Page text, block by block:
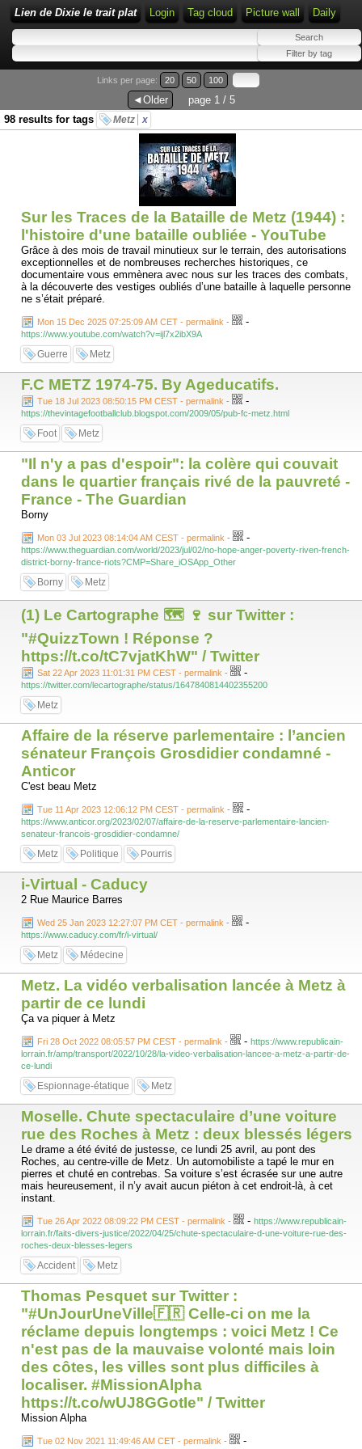
Lien de Dixie le trait plat Login Tag cloud Picture wall Daily
Links per page: 20 50 100
◄Older
page 1 / 5
98 results for tags
Metz x
Sur les Traces de la Bataille de Metz (1944) :
l'histoire d'une bataille oubliée - YouTube
Grâce à des mois de travail minutieux sur le terrain, des autorisations
exceptionnelles et de nombreuses recherches historiques, ce
documentaire vous emmènera avec nous sur les traces des combats,
à la découverte des vestiges oubliés d’une bataille à laquelle personne
ne s’était préparé.
Mon 15 Dec 2025 07:25:09 AM CET - permalink - -
https://www.youtube.com/watch?v=ijl7x2ibX9A
Guerre Metz
F.C METZ 1974-75. By Ageducatifs.
Tue 18 Jul 2023 08:50:15 PM CEST - permalink - -
https://thevintagefootballclub.blogspot.com/2009/05/pub-fc-metz.html
Foot Metz
"Il n'y a pas d'espoir": la colère qui couvait
dans le quartier français rivé de la pauvreté -
France - The Guardian
Borny
Mon 03 Jul 2023 08:14:04 AM CEST - permalink - -
https://www.theguardian.com/world/2023/jul/02/no-hope-anger-poverty-riven-french-
district-borny-france-riots?CMP=Share_iOSApp_Other
Borny Metz
(1) Le Cartographe 🗺 🍷 sur Twitter :
"#QuizzTown ! Réponse ?
https://t.co/tC7vjatKhW" / Twitter
Sat 22 Apr 2023 11:01:31 PM CEST - permalink - -
https://twitter.com/lecartographe/status/1647840814402355200
Metz
Affaire de la réserve parlementaire : l’ancien
sénateur François Grosdidier condamné -
Anticor
C'est beau Metz
Tue 11 Apr 2023 12:06:12 PM CEST - permalink - -
https://www.anticor.org/2023/02/07/affaire-de-la-reserve-parlementaire-lancien-
senateur-francois-grosdidier-condamne/
Metz Politique Pourris
i-Virtual - Caducy
2 Rue Maurice Barres
Wed 25 Jan 2023 12:27:07 PM CET - permalink - -
https://www.caducy.com/fr/i-virtual/
Metz Médecine
Metz. La vidéo verbalisation lancée à Metz à
partir de ce lundi
Ça va piquer à Metz
Fri 28 Oct 2022 08:05:57 PM CEST - permalink - - https://www.republicain-
lorrain.fr/amp/transport/2022/10/28/la-video-verbalisation-lancee-a-metz-a-partir-de-
ce-lundi
Espionnage-étatique Metz
Moselle​. Chute spectaculaire d’une voiture
rue des Roches à Metz : deux blessés légers
Le drame a été évité de justesse, ce lundi 25 avril, au pont des
Roches, au centre-ville de Metz. Un automobiliste a tapé le mur en
pierres et chuté en contrebas. Sa voiture s’est écrasée sur une autre
mais heureusement, il n’y avait aucun piéton à cet endroit-là, à cet
instant.
Tue 26 Apr 2022 08:09:22 PM CEST - permalink - - https://www.republicain-
lorrain.fr/faits-divers-justice/2022/04/25/chute-spectaculaire-d-une-voiture-rue-des-
roches-deux-blesses-legers
Accident Metz
Thomas Pesquet sur Twitter :
"#UnJourUneVille🇫🇷 Celle-ci on me la
réclame depuis longtemps : voici Metz ! Ce
n'est pas de la mauvaise volonté mais loin
des côtes, les villes sont plus difficiles à
localiser. #MissionAlpha
https://t.co/wUJ8GGotIe" / Twitter
Mission Alpha
Tue 02 Nov 2021 11:49:46 AM CET - permalink - -